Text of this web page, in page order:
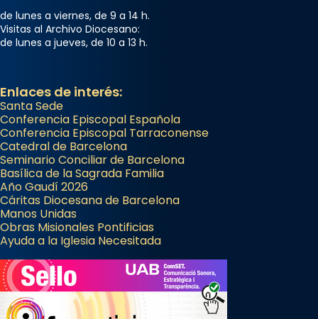
de lunes a viernes, de 9 a 14 h.
Visitas al Archivo Diocesano:
de lunes a jueves, de 10 a 13 h.
Enlaces de interés:
Santa Sede
Conferencia Episcopal Española
Conferencia Episcopal Tarraconense
Catedral de Barcelona
Seminario Conciliar de Barcelona
Basílica de la Sagrada Familia
Año Gaudí 2026
Cáritas Diocesana de Barcelona
Manos Unidas
Obras Misionales Pontificias
Ayuda a la Iglesia Necesitada